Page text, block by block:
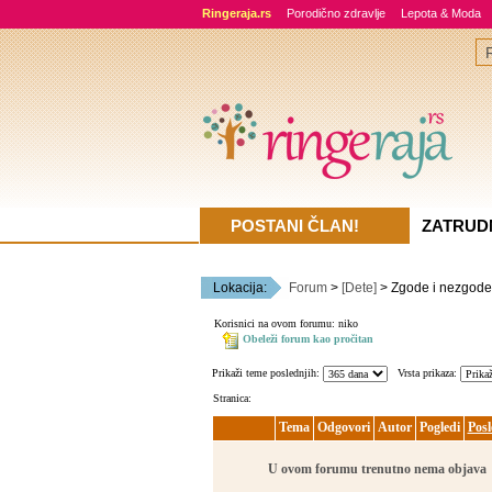
Ringeraja.rs Porodično zdravlje Lepota & Moda
Lokacija: Forum> [Dete] > Zgode i nezgode
Korisnici na ovom forumu: niko
Obeleži forum kao pročitan
Prikaži teme poslednjih: Vrsta prikaza:
Stranica:
Tema Odgovori Autor Pogledi
U ovom forumu trenutno nema objava
POSTANI ČLAN!